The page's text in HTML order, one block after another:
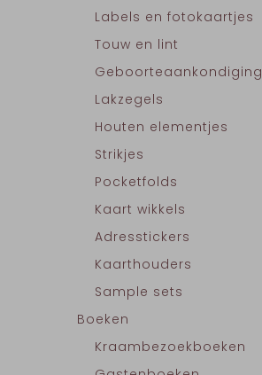
Labels en fotokaartjes
Touw en lint
Geboorteaankondiging
Lakzegels
Houten elementjes
Strikjes
Pocketfolds
Kaart wikkels
Adresstickers
Kaarthouders
Sample sets
Boeken
Kraambezoekboeken